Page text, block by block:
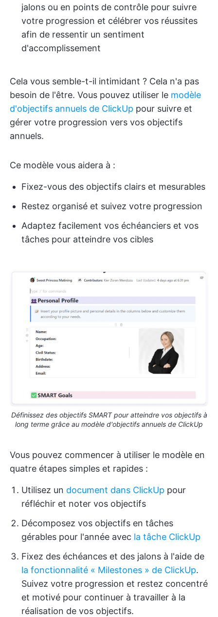
jalons ou en points de contrôle pour suivre
votre progression et célébrer vos réussites
afin de ressentir un sentiment
d'accomplissement
Cela vous semble-t-il intimidant ? Cela n'a pas
besoin de l'être. Vous pouvez utiliser le modèle
d'objectifs annuels de ClickUp pour suivre et
gérer votre progression vers vos objectifs
annuels.
Ce modèle vous aidera à :
Fixez-vous des objectifs clairs et mesurables
Restez organisé et suivez votre progression
Adaptez facilement vos échéanciers et vos
tâches pour atteindre vos cibles
Définissez des objectifs SMART pour atteindre vos objectifs à
long terme grâce au modèle d'objectifs annuels de ClickUp
Vous pouvez commencer à utiliser le modèle en
quatre étapes simples et rapides :
Utilisez un document dans ClickUp pour
réfléchir et noter vos objectifs
Décomposez vos objectifs en tâches
gérables pour l'année avec la tâche ClickUp
Fixez des échéances et des jalons à l'aide de
la fonctionnalité « Milestones » de ClickUp.
Suivez votre progression et restez concentré
et motivé pour continuer à travailler à la
réalisation de vos objectifs.